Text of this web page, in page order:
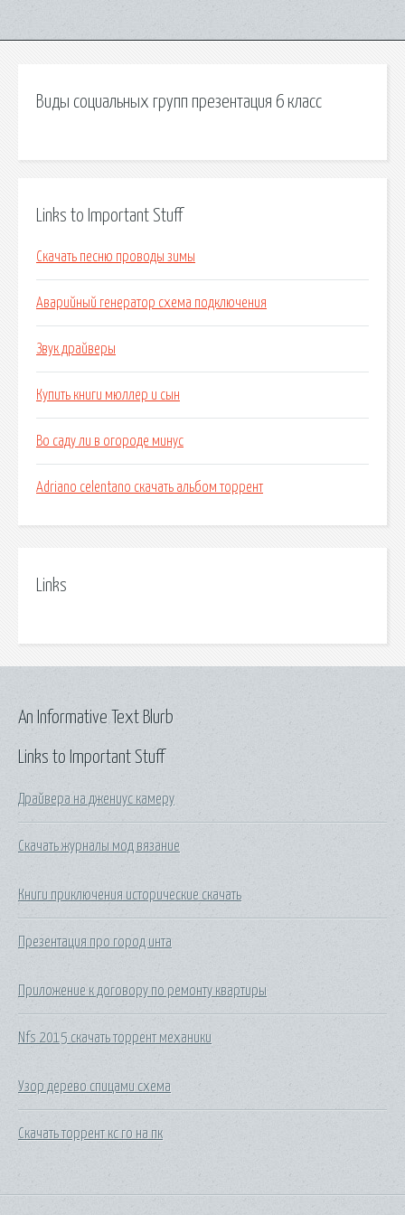
Виды социальных групп презентация 6 класс
Links to Important Stuff
Скачать песню проводы зимы
Аварийный генератор схема подключения
Звук драйверы
Купить книги мюллер и сын
Во саду ли в огороде минус
Adriano celentano скачать альбом торрент
Links
Links to Important Stuff
Драйвера на джениус камеру
Скачать журналы мод вязание
Книги приключения исторические скачать
Презентация про город инта
Приложение к договору по ремонту квартиры
Nfs 2015 скачать торрент механики
Узор дерево спицами схема
Скачать торрент кс го на пк
An Informative Text Blurb